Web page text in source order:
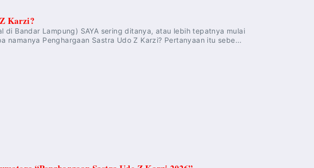
Karzi?
di Bandar Lampung) SAYA sering ditanya, atau lebih tepatnya mulai
namanya Penghargaan Sastra Udo Z Karzi? Pertanyaan itu sebe...